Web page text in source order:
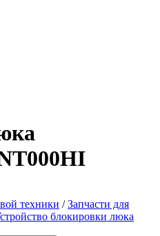
техники /Запчасти для
блокировки люка